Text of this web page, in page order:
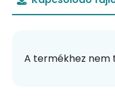
A termékhez nem